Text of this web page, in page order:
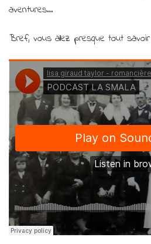
aventures…
Bref, vous allez presque tout